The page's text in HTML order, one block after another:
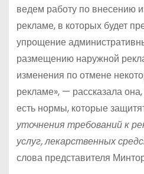
ведем работу по внесению
рекламе, в которых будет
упрощение
размещению наружной
изменения по отмене
рекламе», — рассказала
есть нормы, которые
уточнения требований к
услуг, лекарственных
слова представителя